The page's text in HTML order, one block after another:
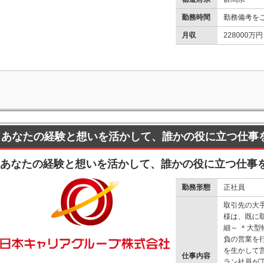
勤務時間 勤務備考を
月収 228000万
あなたの経験と想いを活かして、誰かの役に立つ仕
あなたの経験と想いを活かして、誰かの役に立つ仕事
勤務形態 正社員
仕事内容
取引先の大
様は、既に
細～ ＊大型
負の営業を
を生かして